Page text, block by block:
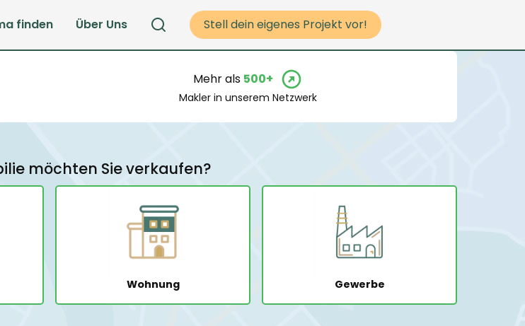
finden Über Uns Stell dein eigenes Projekt vor!
Mehr als 500+
Makler in unserem Netzwerk
möchten Sie verkaufen?
Wohnung Gewerbe